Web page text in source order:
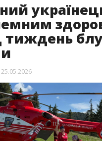
тиждень
25.05.2026